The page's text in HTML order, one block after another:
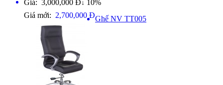
Giá: 3,000,000 Đ ↓ 10%
Giá mới: 2,700,000 ĐGhế NV TT005